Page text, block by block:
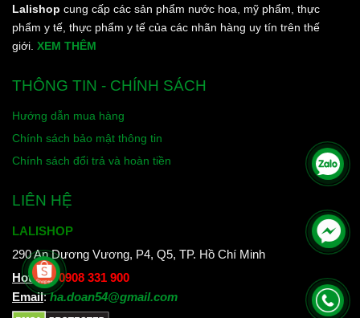
Lalishop cung cấp các sản phẩm nước hoa, mỹ phẩm, thực
phẩm y tế, thực phẩm y tế của các nhãn hàng uy tín trên thế
giới. XEM THÊM
THÔNG TIN - CHÍNH SÁCH
Hướng dẫn mua hàng
Chính sách bảo mật thông tin
Chính sách đổi trả và hoàn tiền
LIÊN HỆ
LALISHOP
290 An Dương Vương, P4, Q5, TP. Hồ Chí Minh
Hotline: 0908 331 900
Email:ha.doan54@gmail.com